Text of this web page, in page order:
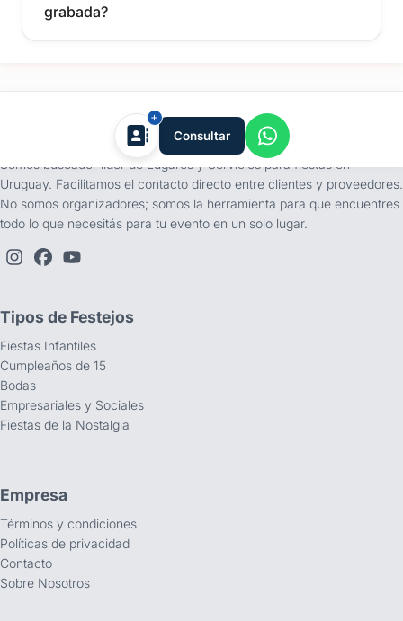
grabada?
Consultar
tufiesta.com.uy
Somos buscador líder de Lugares y Servicios para fiestas en
Uruguay. Facilitamos el contacto directo entre clientes y proveedores.
No somos organizadores; somos la herramienta para que encuentres
todo lo que necesitás para tu evento en un solo lugar.
Tipos de Festejos
Fiestas Infantiles
Cumpleaños de 15
Bodas
Empresariales y Sociales
Fiestas de la Nostalgia
Empresa
Términos y condiciones
Políticas de privacidad
Contacto
Sobre Nosotros